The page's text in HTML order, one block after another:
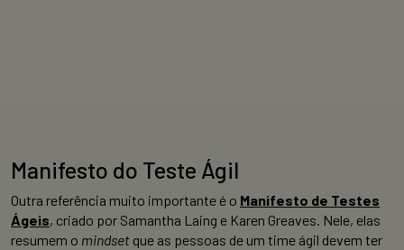
Manifesto do Teste Ágil
Outra referência muito importante é o Manifesto de Testes
Ágeis, criado por Samantha Laing e Karen Greaves. Nele, elas
resumem o mindset que as pessoas de um time ágil devem ter